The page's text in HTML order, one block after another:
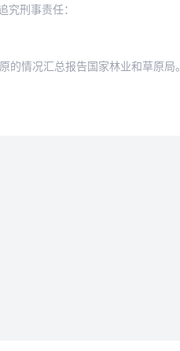
刑事责任：
情况汇总报告国家林业和草原局。